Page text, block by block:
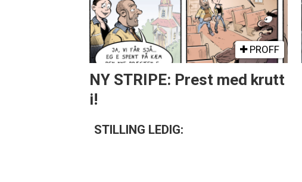
PROFF
NY STRIPE: Prest med krutt
i!
STILLING LEDIG: